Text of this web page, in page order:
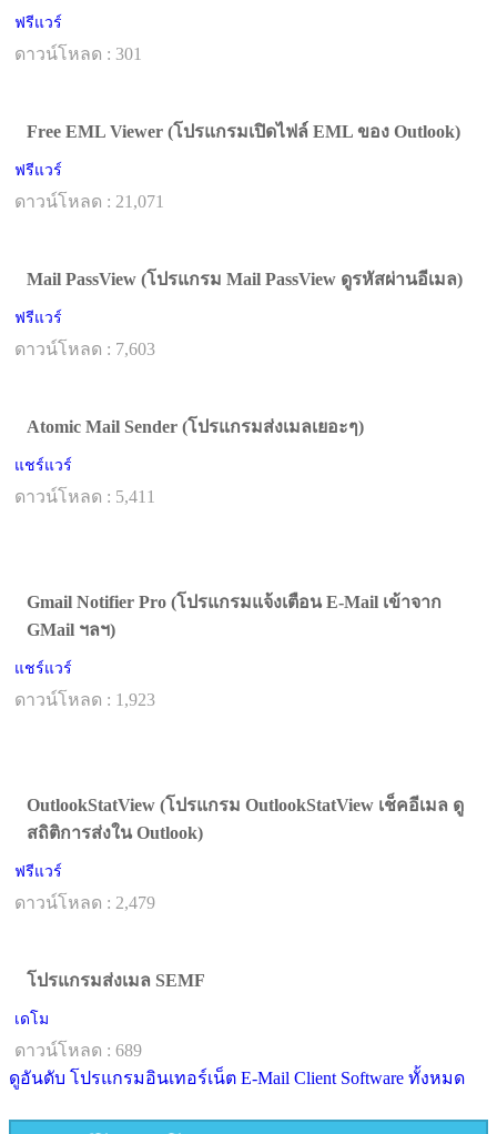
ฟรีแวร์
ดาวน์โหลด : 301
Free EML Viewer (โปรแกรมเปิดไฟล์ EML ของ Outlook)
ฟรีแวร์
ดาวน์โหลด : 21,071
Mail PassView (โปรแกรม Mail PassView ดูรหัสผ่านอีเมล)
ฟรีแวร์
ดาวน์โหลด : 7,603
Atomic Mail Sender (โปรแกรมส่งเมลเยอะๆ)
แชร์แวร์
ดาวน์โหลด : 5,411
Gmail Notifier Pro (โปรแกรมแจ้งเตือน E-Mail เข้าจาก
GMail ฯลฯ)
แชร์แวร์
ดาวน์โหลด : 1,923
OutlookStatView (โปรแกรม OutlookStatView เช็คอีเมล ดู
สถิติการส่งใน Outlook)
ฟรีแวร์
ดาวน์โหลด : 2,479
โปรแกรมส่งเมล SEMF
เดโม
ดาวน์โหลด : 689
ดูอันดับ โปรแกรมอินเทอร์เน็ต E-Mail Client Software ทั้งหมด